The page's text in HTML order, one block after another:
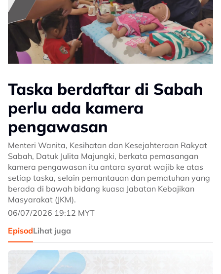
Taska berdaftar di Sabah
perlu ada kamera
pengawasan
Menteri Wanita, Kesihatan dan Kesejahteraan Rakyat
Sabah, Datuk Julita Majungki, berkata pemasangan
kamera pengawasan itu antara syarat wajib ke atas
setiap taska, selain pemantauan dan pematuhan yang
berada di bawah bidang kuasa Jabatan Kebajikan
Masyarakat (JKM).
06/07/2026 19:12 MYT
EpisodLihat juga